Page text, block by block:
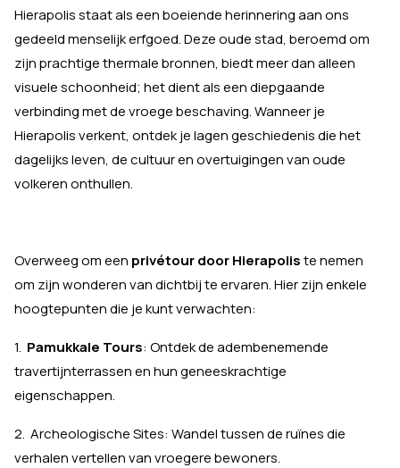
Hierapolis staat als een boeiende herinnering aan ons
gedeeld menselijk erfgoed. Deze oude stad, beroemd om
zijn prachtige thermale bronnen, biedt meer dan alleen
visuele schoonheid; het dient als een diepgaande
verbinding met de vroege beschaving. Wanneer je
Hierapolis verkent, ontdek je lagen geschiedenis die het
dagelijks leven, de cultuur en overtuigingen van oude
volkeren onthullen.
Overweeg om een privétour door Hierapoliste nemen
om zijn wonderen van dichtbij te ervaren. Hier zijn enkele
hoogtepunten die je kunt verwachten:
1. Pamukkale Tours: Ontdek de adembenemende
travertijnterrassen en hun geneeskrachtige
eigenschappen.
2. Archeologische Sites: Wandel tussen de ruïnes die
verhalen vertellen van vroegere bewoners.